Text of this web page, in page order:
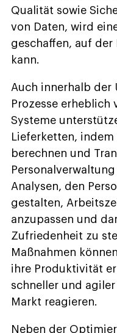
Qualität sowie
von Daten, wird
geschaffen, auf
kann.
Auch innerhalb der
Prozesse erheblich
Systeme
Lieferketten,
berechnen und
Analysen, den
gestalten,
anzupassen und
Zufriedenheit zu
Maßnahmen
ihre Produktivität
schneller und
Markt reagieren.
Neben der